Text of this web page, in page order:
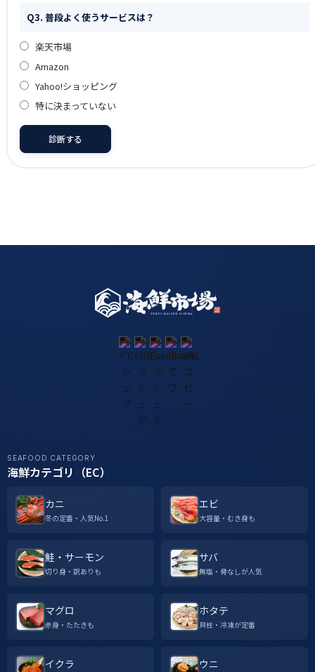
Q3. 普段よく使うサービスは？
楽天市場
Amazon
Yahoo!ショッピング
特に決まっていない
診断する
SEAFOOD CATEGORY
海鮮カテゴリ（EC）
カニ
冬の定番・人気No.1
エビ
大容量・むき身も
鮭・サーモン
切り身・訳ありも
サバ
無塩・骨なしが人気
マグロ
赤身・たたきも
ホタテ
貝柱・冷凍が定番
イクラ ウニ